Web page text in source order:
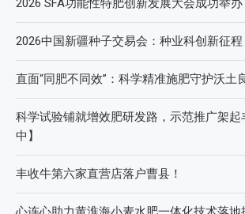
近期文章
2026第七届中国(国际)智慧农业应用与创新
2026 SFA功能性特肥创新发展大会成功举办
2026中国新疆种子交易会：种业科创新征
直面“同肥不同效”：科学精准施肥守护沃土